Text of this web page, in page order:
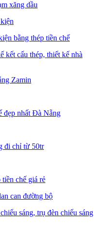
xăng dầu
bằng thép tiền chế
Zamin
đẹp nhất Đà Nẵng
đi chỉ từ 50tr
chế giá rẻ
can đường bộ